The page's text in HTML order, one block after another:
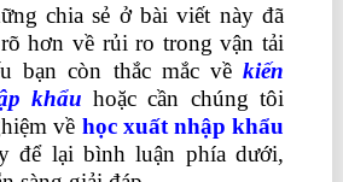
chia sẻ ở bài viết này đã
hơn về rủi ro trong vận tải
bạn còn thắc mắc về kiến
khẩu hoặc cần chúng tôi
về học xuất nhập khẩu
để lại bình luận phía dưới,